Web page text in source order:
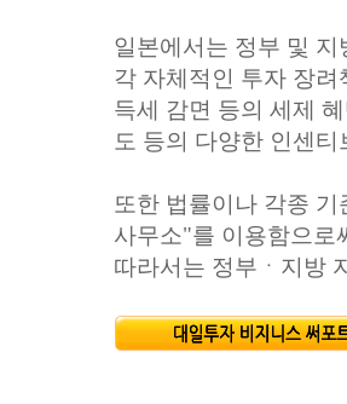
일본에서는 정부 및
각 자체적인 투자 장
득세 감면 등의 세제
도 등의 다양한 인센
또한 법률이나 각종
사무소"를 이용함으로
따라서는 정부ㆍ지방